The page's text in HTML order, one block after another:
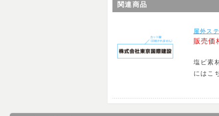
関連商品
屋外ス
販売価
塩ビ素
にはこ